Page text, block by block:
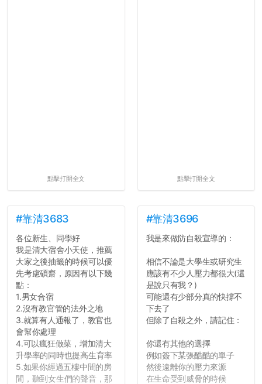
點擊打開全文 點擊打開全文
#靠清3683
各位新生、同學好
我是清大宿舍小天使，推薦
大家之後抽籤的時候可以優
先考慮碩齋，原因有以下幾
點：
1.男女合宿
2.沒有教官管的法外之地
3.就算有人通報了，教官也
會幫你處理
4.可以瘋狂做菜，增加清大
升學率的同時也提高生育率
5.如果你經過五樓中間的房
間，聽到女生們的聲音，那
#靠清3696
我是來做防自殺宣導的：
相信不論是大學生或研究生
應該有不少人壓力都很大(還
是說只有我？)
可能還有少部分真的快撐不
下去了
但除了自殺之外，請記住：
你還有其他的選擇
例如簽下某張酷酷的單子
然後遠離你的壓力來源
在生命受到威脅的時候